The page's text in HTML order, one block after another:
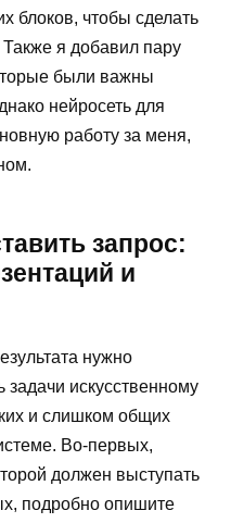
блоков, чтобы сделать
я добавил пару
были важны
нейросеть для
работу за меня,
запрос:
и
нужно
задачи искусственному
и слишком общих
Во-первых,
должен выступать
подробно опишите